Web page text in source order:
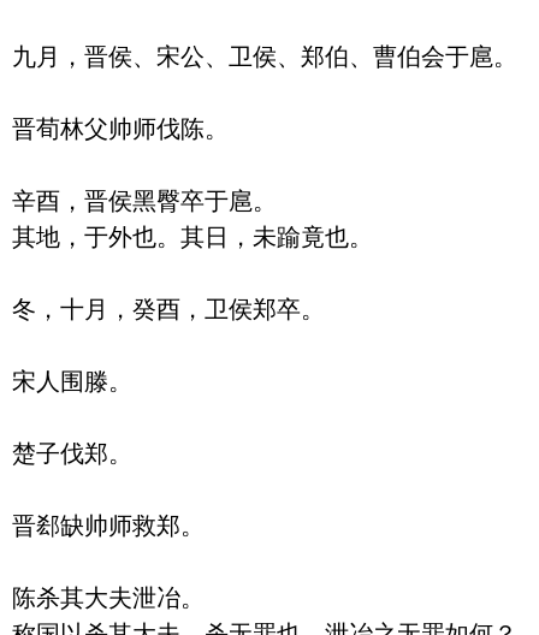
九月，晋侯、宋公、卫侯、郑伯、曹伯会于扈。
晋荀林父帅师伐陈。
辛酉，晋侯黑臀卒于扈。
其地，于外也。其日，未踰竟也。
冬，十月，癸酉，卫侯郑卒。
宋人围滕。
楚子伐郑。
晋郄缺帅师救郑。
陈杀其大夫泄冶。